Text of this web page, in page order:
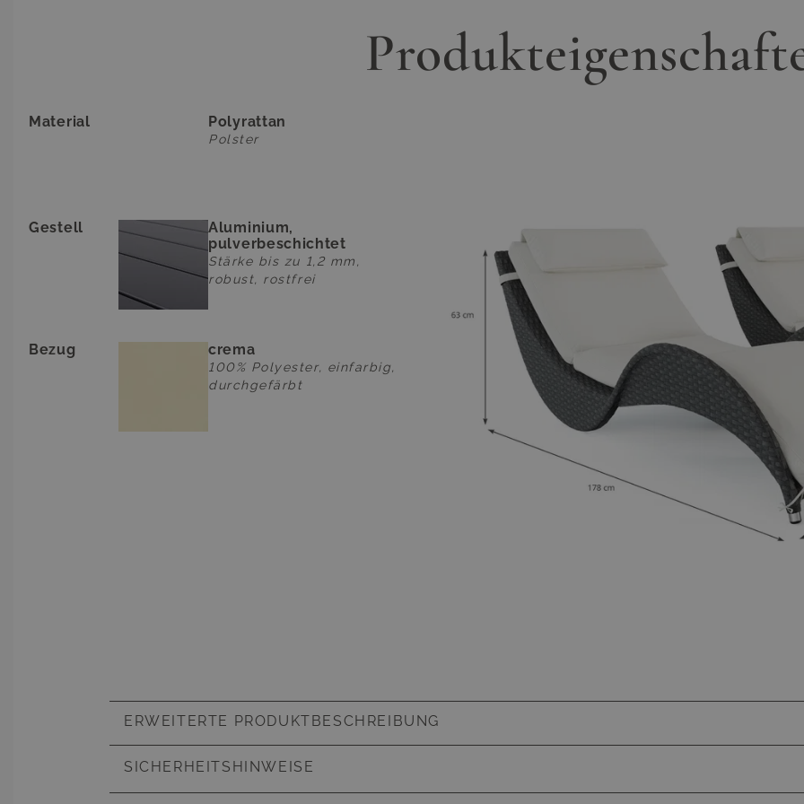
Material Polyrattan
Polster
Gestell
Aluminium,
pulverbeschichtet
Stärke bis zu 1,2 mm,
robust, rostfrei
Bezug crema
100% Polyester, einfarbig,
durchgefärbt
ERWEITERTE PRODUKTBESCHREIBUNG
SICHERHEITSHINWEISE